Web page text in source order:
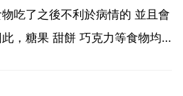
吃了之後不利於病情的 並且會
，糖果 甜餅 巧克力等食物均
過程中會產生酮體，體內過量